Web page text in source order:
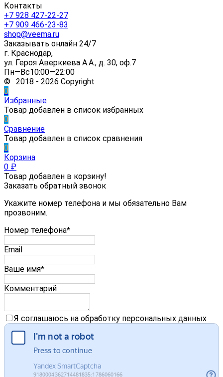
Контакты
+7 928 427-22-27
+7 909 466-23-83
shop@veema.ru
Заказывать онлайн 24/7
г. Краснодар,
ул. Героя Аверкиева А.А., д. 30, оф.7
Пн—Вс10:00—22:00
© 2018 - 2026 Copyright
0
Избранные
Товар добавлен в список избранных
0
Сравнение
Товар добавлен в список сравнения
0
Корзина
0 ₽
Товар добавлен в корзину!
Заказать обратный звонок
Укажите номер телефона и мы обязательно Вам
прозвоним.
Номер телефона*
Email
Ваше имя*
Комментарий
Я соглашаюсь на обработку персональных данных